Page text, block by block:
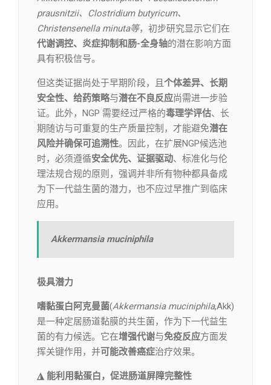
prausnitzii、Clostridium butyricum、
Christensenella minuta等，初步研究显示它们在
代谢调控、炎症抑制和肠-全身轴的潜在影响方面
具有积极信号。
但这类证据尚处于早期阶段，且 个体差异、长期
安全性、给药策略与潜在不良反应尚需进一步验
证。此外，NGP 需要经过严格的毒理学评估、长
期随访与可重复的生产质量控制，才能避免潜在
风险并确保可追溯性。因此，在扩展NGP候选池
时，必须遵循安全优先、证据驱动、标准化与伦
理法规合规的原则，强调并非所有物种都具备成
为下一代益生菌的潜力，也不应过早推广到临床
应用。
Akkermansia muciniphila
极具潜力
嗜黏蛋白阿克曼菌(Akkermansia muciniphila,Akk)
是一种定居肠道黏膜的共生菌，作为下一代益生
菌的有力候选。它在增强代谢与免疫反应方面发
挥关键作用，并可能改善癌症治疗效果。
◮ 能利用黏蛋白，促进肠道屏障完整性